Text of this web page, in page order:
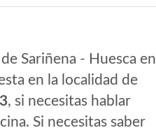
Sariñena - Huesca en
en la localidad de
, si necesitas hablar
Si necesitas saber